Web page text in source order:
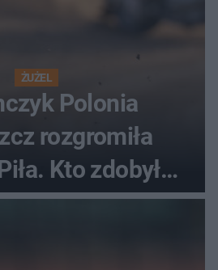
ŻUŻEL
Polonia
rozgromiła
Kto zdobył
punktów?